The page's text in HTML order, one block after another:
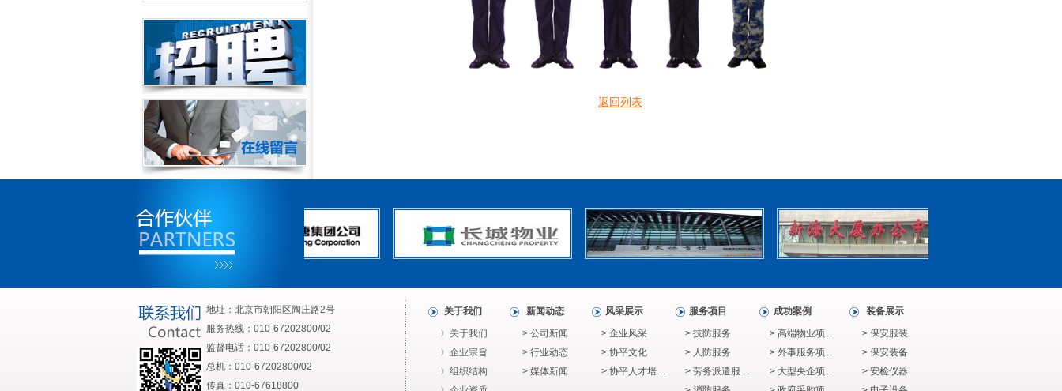
返回列表
地址：北京市朝阳区陶庄路2号
服务热线：010-67202800/02
监督电话：010-67202800/02
总机：010-67202800/02
传真：010-67618800
关于我们
〉关于我们
〉企业宗旨
〉组织结构
新闻动态
> 公司新闻
> 行业动态
> 媒体新闻
风采展示
> 企业风采
> 协平文化
> 协平人才培…
服务项目
> 技防服务
> 人防服务
> 劳务派遣服…
成功案例
> 高端物业项…
> 外事服务项…
> 大型央企项…
装备展示
> 保安服装
> 保安装备
> 安检仪器